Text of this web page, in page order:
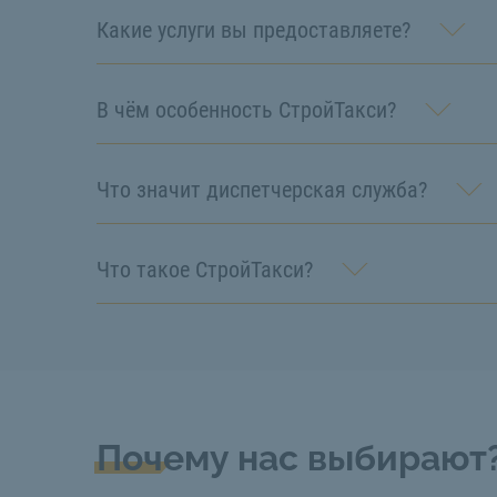
Какие услуги вы предоставляете?
В чём особенность СтройТакси?
Что значит диспетчерская служба?
Что такое СтройТакси?
Почему нас